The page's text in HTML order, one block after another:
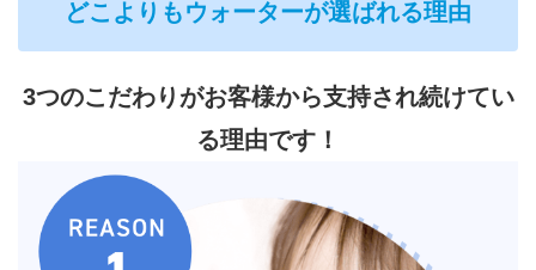
どこよりもウォーターが選ばれる理由
3つのこだわりがお客様から支持され続けてい
る理由です！